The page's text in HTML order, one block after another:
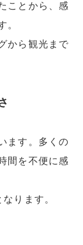
ことから、感
。
から観光まで
ます。多くの
間を不便に感
ります。